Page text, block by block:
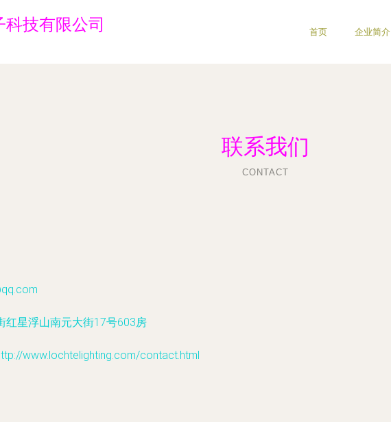
技有限公司 首页 企业简介
联系我们
CONTACT
红星浮山南元大街17号603房
www.lochtelighting.com/contact.html